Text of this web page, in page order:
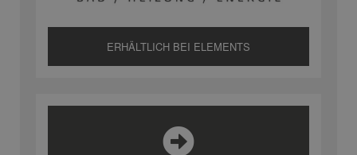
ERHÄLTLICH BEI ELEMENTS